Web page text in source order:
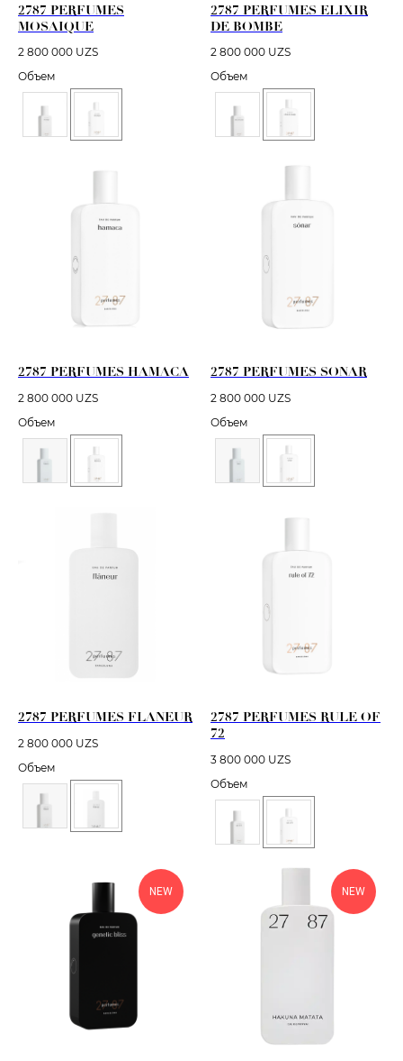
2787 PERFUMES
MOSAIQUE
2 800 000 UZS
Объем
2787 PERFUMES ELIXIR
DE BOMBE
2 800 000 UZS
Объем
2787 PERFUMES HAMACA
2 800 000 UZS
Объем
2787 PERFUMES SONAR
2 800 000 UZS
Объем
2787 PERFUMES FLANEUR
2 800 000 UZS
Объем
2787 PERFUMES RULE OF
72
3 800 000 UZS
Объем
NEW NEW